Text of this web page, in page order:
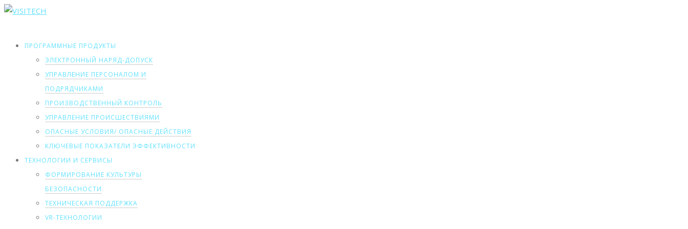
ПРОГРАММНЫЕ ПРОДУКТЫ
ЭЛЕКТРОННЫЙ НАРЯД-ДОПУСК
УПРАВЛЕНИЕ ПЕРСОНАЛОМ И
ПОДРЯДЧИКАМИ
ПРОИЗВОДСТВЕННЫЙ КОНТРОЛЬ
УПРАВЛЕНИЕ ПРОИСШЕСТВИЯМИ
ОПАСНЫЕ УСЛОВИЯ/ ОПАСНЫЕ ДЕЙСТВИЯ
КЛЮЧЕВЫЕ ПОКАЗАТЕЛИ ЭФФЕКТИВНОСТИ
ТЕХНОЛОГИИ И СЕРВИСЫ
ФОРМИРОВАНИЕ КУЛЬТУРЫ
БЕЗОПАСНОСТИ
ТЕХНИЧЕСКАЯ ПОДДЕРЖКА
VR-ТЕХНОЛОГИИ